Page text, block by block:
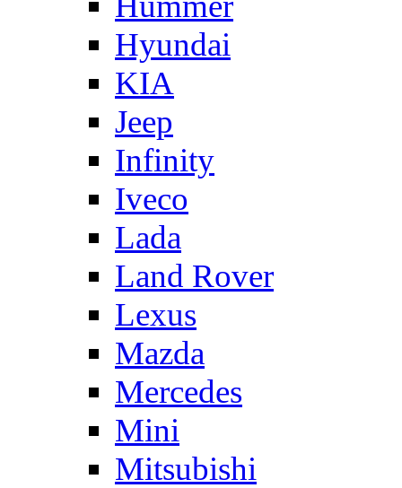
Hyundai
KIA
Jeep
Infinity
Iveco
Lada
Land Rover
Lexus
Mazda
Mercedes
Mini
Mitsubishi